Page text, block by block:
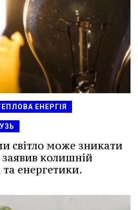
ЕНЕРГІЯ
світло може зникати
колишній
та енергетики.